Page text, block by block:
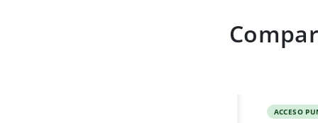
ACCESO